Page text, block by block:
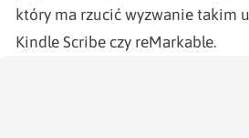
który ma rzucić wyzwanie takim
Kindle Scribe czy reMarkable.